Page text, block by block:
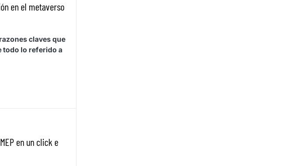
en el metaverso
claves que
todo lo referido a
en un click e